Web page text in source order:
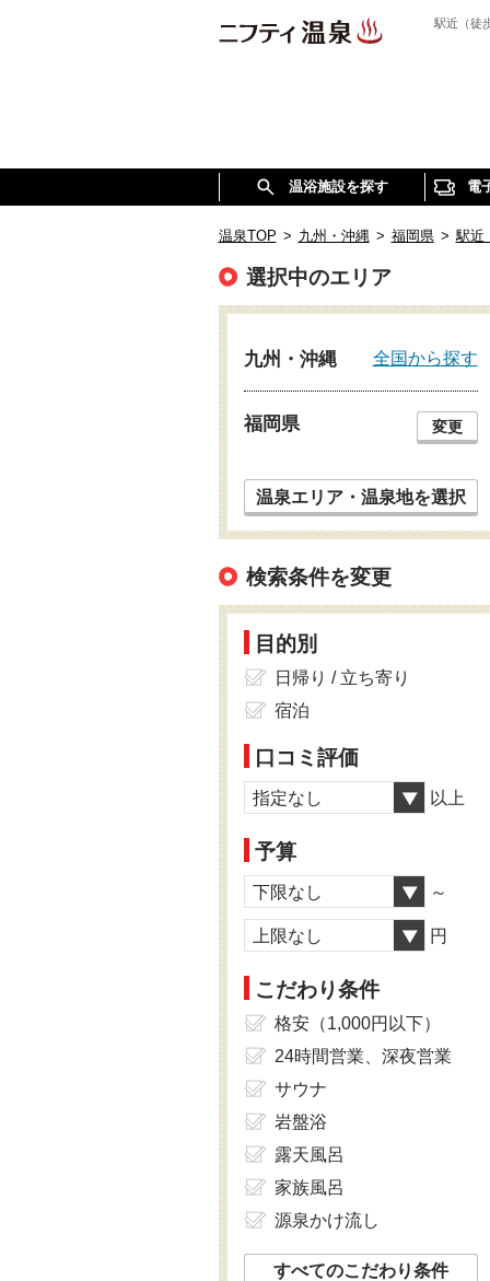
駅近（徒
温浴施設を探す 電
温泉TOP > 九州・沖縄 > 福岡県 > 駅近
選択中のエリア
九州・沖縄 全国から探す
福岡県 変更
温泉エリア・温泉地を選択
検索条件を変更
目的別
日帰り / 立ち寄り
宿泊
口コミ評価
指定なし 以上
予算
下限なし ～
上限なし 円
こだわり条件
格安（1,000円以下）
24時間営業、深夜営業
サウナ
岩盤浴
露天風呂
家族風呂
源泉かけ流し
すべてのこだわり条件